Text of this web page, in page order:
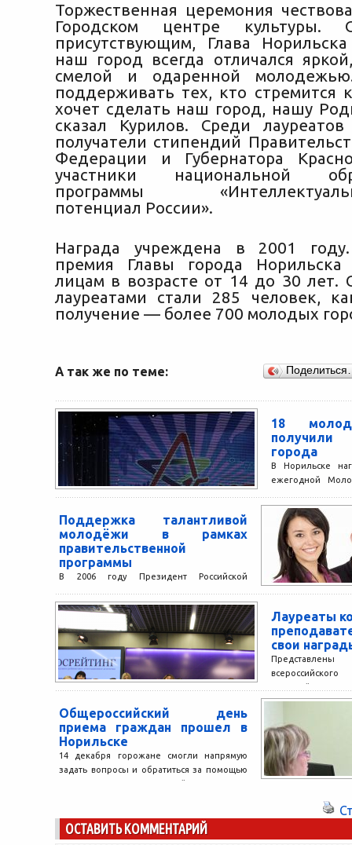
Торжественная церемония
Городском центре культуры.
присутствующим, Глава
наш город всегда отличался
смелой и одаренной
поддерживать тех, кто стремится
хочет сделать наш город, нашу
сказал Курилов. Среди
получатели стипендий
Федерации и Губернатора
участники национальной
программы
потенциал России».
Награда учреждена в 2001
премия Главы города Норильска
лицам в возрасте от 14 до 30 лет.
лауреатами стали 285 человек,
получение — более 700 молодых
А так же по теме:
18
получили
города
В Норильске
ежегодной
в области
Поддержка талантливой
молодёжи в рамках
правительственной
программы
В 2006 году Президент Российской
премий призерам и победителям
олимпиад, проводимых в рамках
международных организаций...
Лауреаты
свои
молодой
получили свои
Общероссийский день
приема граждан прошел в
Норильске
14 декабря горожане смогли напрямую
задать вопросы и обратиться за помощью
к представителям городской власти: Главе
ОСТАВИТЬ КОММЕНТАРИЙ